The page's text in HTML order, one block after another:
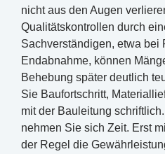
nicht aus den Augen
Qualitätskontrollen durch
Sachverständigen, etwa bei
Endabnahme, können
Behebung später deutlich
Sie Baufortschritt,
mit der Bauleitung
nehmen Sie sich Zeit. Erst
der Regel die